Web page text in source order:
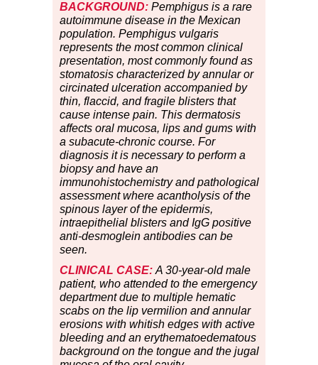
BACKGROUND: Pemphigus is a rare
autoimmune disease in the Mexican
population. Pemphigus vulgaris
represents the most common clinical
presentation, most commonly found as
stomatosis characterized by annular or
circinated ulceration accompanied by
thin, flaccid, and fragile blisters that
cause intense pain. This dermatosis
affects oral mucosa, lips and gums with
a subacute-chronic course. For
diagnosis it is necessary to perform a
biopsy and have an
immunohistochemistry and pathological
assessment where acantholysis of the
spinous layer of the epidermis,
intraepithelial blisters and IgG positive
anti-desmoglein antibodies can be
seen.
CLINICAL CASE: A 30-year-old male
patient, who attended to the emergency
department due to multiple hematic
scabs on the lip vermilion and annular
erosions with whitish edges with active
bleeding and an erythematoedematous
background on the tongue and the jugal